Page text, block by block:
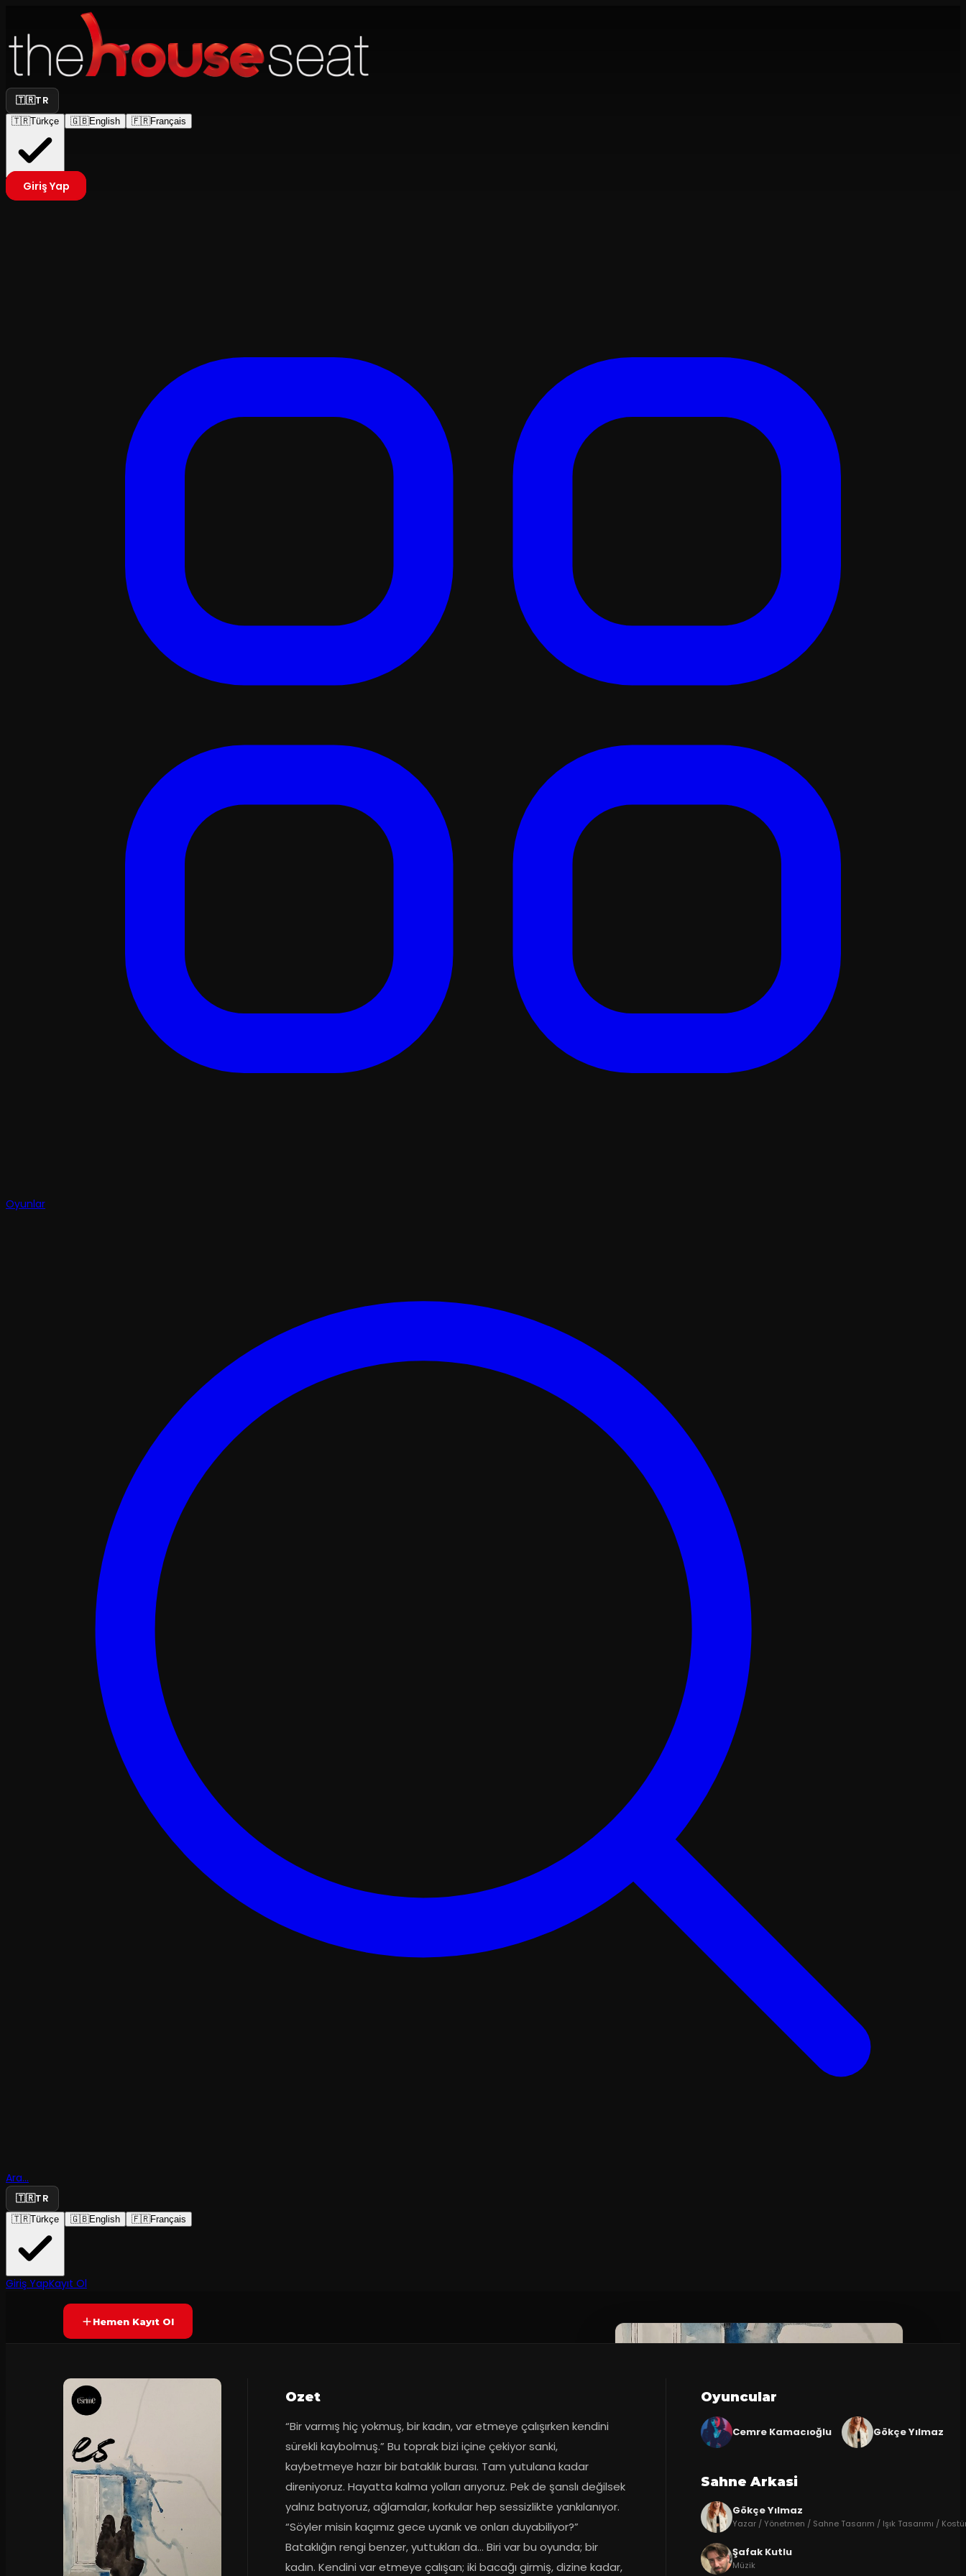
🇹🇷TR
🇹🇷Türkçe 🇬🇧English 🇫🇷Français
Giriş Yap
Oyunlar
Ara...
🇹🇷TR
🇹🇷Türkçe 🇬🇧English 🇫🇷Français
Giriş YapKayıt Ol
Es
YAKINDA
Hemen Kayıt Ol
Ozet
“Bir varmış hiç yokmuş, bir kadın, var etmeye çalışırken kendini
sürekli kaybolmuş.” Bu toprak bizi içine çekiyor sanki,
kaybetmeye hazır bir bataklık burası. Tam yutulana kadar
direniyoruz. Hayatta kalma yolları arıyoruz. Pek de şanslı değilsek
yalnız batıyoruz, ağlamalar, korkular hep sessizlikte yankılanıyor.
“Söyler misin kaçımız gece uyanık ve onları duyabiliyor?”
Bataklığın rengi benzer, yuttukları da… Biri var bu oyunda; bir
kadın. Kendini var etmeye çalışan; iki bacağı girmiş, dizine kadar,
Oyuncular
Cemre Kamacıoğlu Gökçe Yılmaz
Sahne Arkasi
Gökçe Yılmaz
Yazar / Yönetmen / Sahne Tasarım / Işık Tasarımı /
Şafak Kutlu
Müzik